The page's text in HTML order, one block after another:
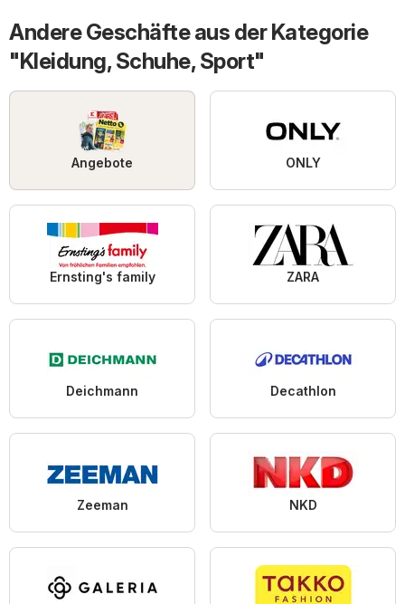
Andere Geschäfte aus der Kategorie
"Kleidung, Schuhe, Sport"
Angebote ONLY
Ernsting's family ZARA
Deichmann Decathlon
Zeeman NKD